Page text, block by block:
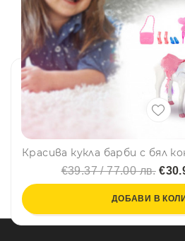
€39.37 / 77.00 лв.
ДОБАВИ В